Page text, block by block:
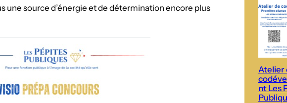
une source d’énergie et de détermination encore plus
Atelier
nt Les